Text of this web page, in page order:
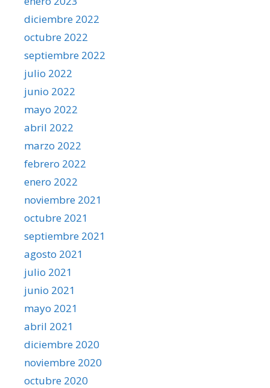
diciembre 2022
octubre 2022
septiembre 2022
julio 2022
junio 2022
mayo 2022
abril 2022
marzo 2022
febrero 2022
enero 2022
noviembre 2021
octubre 2021
septiembre 2021
agosto 2021
julio 2021
junio 2021
mayo 2021
abril 2021
diciembre 2020
noviembre 2020
octubre 2020